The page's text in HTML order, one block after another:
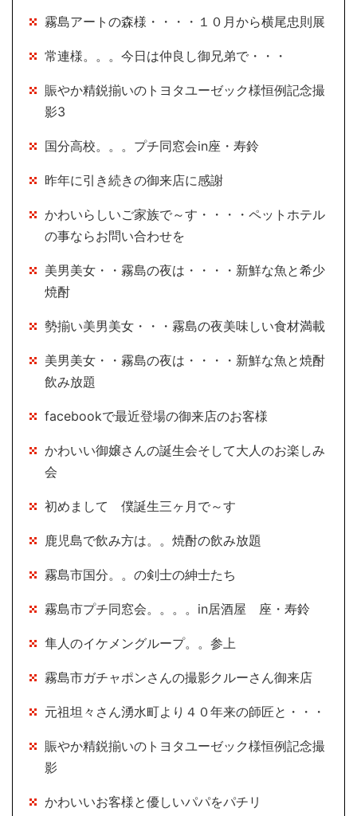
霧島アートの森様・・・・１０月から横尾忠則展
常連様。。。今日は仲良し御兄弟で・・・
賑やか精鋭揃いのトヨタユーゼック様恒例記念撮
影3
国分高校。。。プチ同窓会in座・寿鈴
昨年に引き続きの御来店に感謝
かわいらしいご家族で～す・・・・ペットホテル
の事ならお問い合わせを
美男美女・・霧島の夜は・・・・新鮮な魚と希少
焼酎
勢揃い美男美女・・・霧島の夜美味しい食材満載
美男美女・・霧島の夜は・・・・新鮮な魚と焼酎
飲み放題
facebookで最近登場の御来店のお客様
かわいい御嬢さんの誕生会そして大人のお楽しみ
会
初めまして 僕誕生三ヶ月で～す
鹿児島で飲み方は。。焼酎の飲み放題
霧島市国分。。の剣士の紳士たち
霧島市プチ同窓会。。。。in居酒屋 座・寿鈴
隼人のイケメングループ。。参上
霧島市ガチャポンさんの撮影クルーさん御来店
元祖坦々さん湧水町より４０年来の師匠と・・・
賑やか精鋭揃いのトヨタユーゼック様恒例記念撮
影
かわいいお客様と優しいパパをパチリ